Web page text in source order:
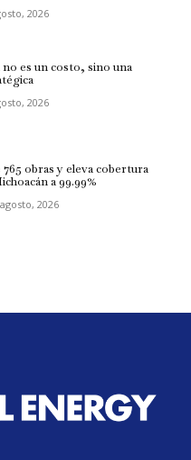
2026
es un costo, sino una
2026
765 obras y eleva cobertura
a 99.99%
2026